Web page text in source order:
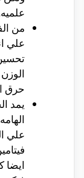
من
علي
حرق
يمد
علي
ايضا